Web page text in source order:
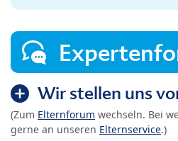
Wir stellen uns
(Zum Elternforum wechseln. Bei
gerne an unseren Elternservice.)